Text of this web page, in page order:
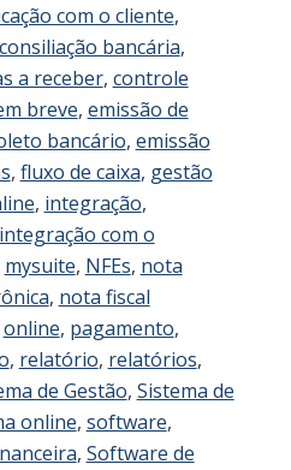
com o cliente,
consiliação bancária,
a receber, controle
breve, emissão de
bancário, emissão
, fluxo de caixa, gestão
, integração,
integração com o
mysuite, NFEs, nota
, nota fiscal
online, pagamento,
, relatório, relatórios,
de Gestão, Sistema de
online, software,
, Software de